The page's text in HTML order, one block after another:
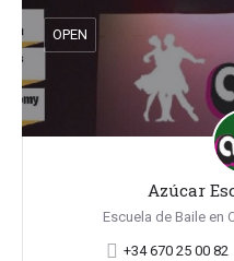
Azúcar
Escuela de Baile en
+34 670 25 00 82
OPEN